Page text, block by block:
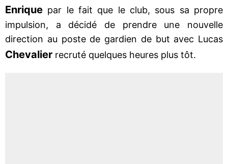
Enrique par le fait que le club, sous sa propre
impulsion, a décidé de prendre une nouvelle
direction au poste de gardien de but avec Lucas
Chevalier recruté quelques heures plus tôt.